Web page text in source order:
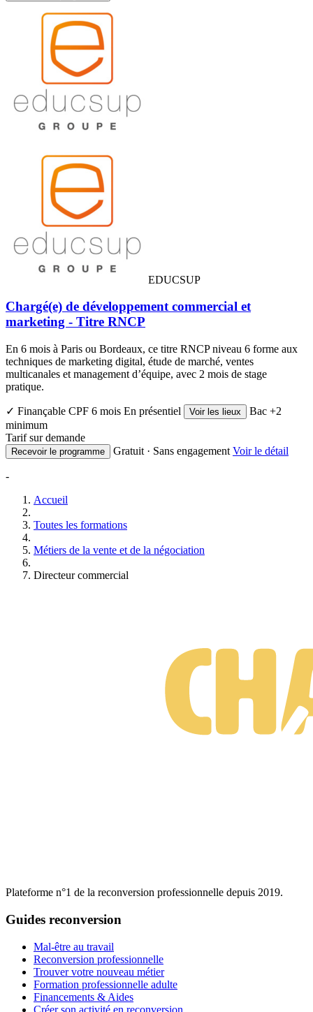
EDUCSUP
Chargé(e) de développement commercial et
marketing - Titre RNCP
En 6 mois à Paris ou Bordeaux, ce titre RNCP niveau 6 forme aux
techniques de marketing digital, étude de marché, ventes
multicanales et management d’équipe, avec 2 mois de stage
pratique.
✓ Finançable CPF 6 mois En présentiel Voir les lieux
Bac +2
minimum
Tarif sur demande
Recevoir le programme Gratuit · Sans engagement Voir le détail
-
Accueil
Toutes les formations
Métiers de la vente et de la négociation
Directeur commercial
Plateforme n°1 de la reconversion professionnelle depuis 2019.
Guides reconversion
Mal-être au travail
Reconversion professionnelle
Trouver votre nouveau métier
Formation professionnelle adulte
Financements & Aides
Créer son activité en reconversion